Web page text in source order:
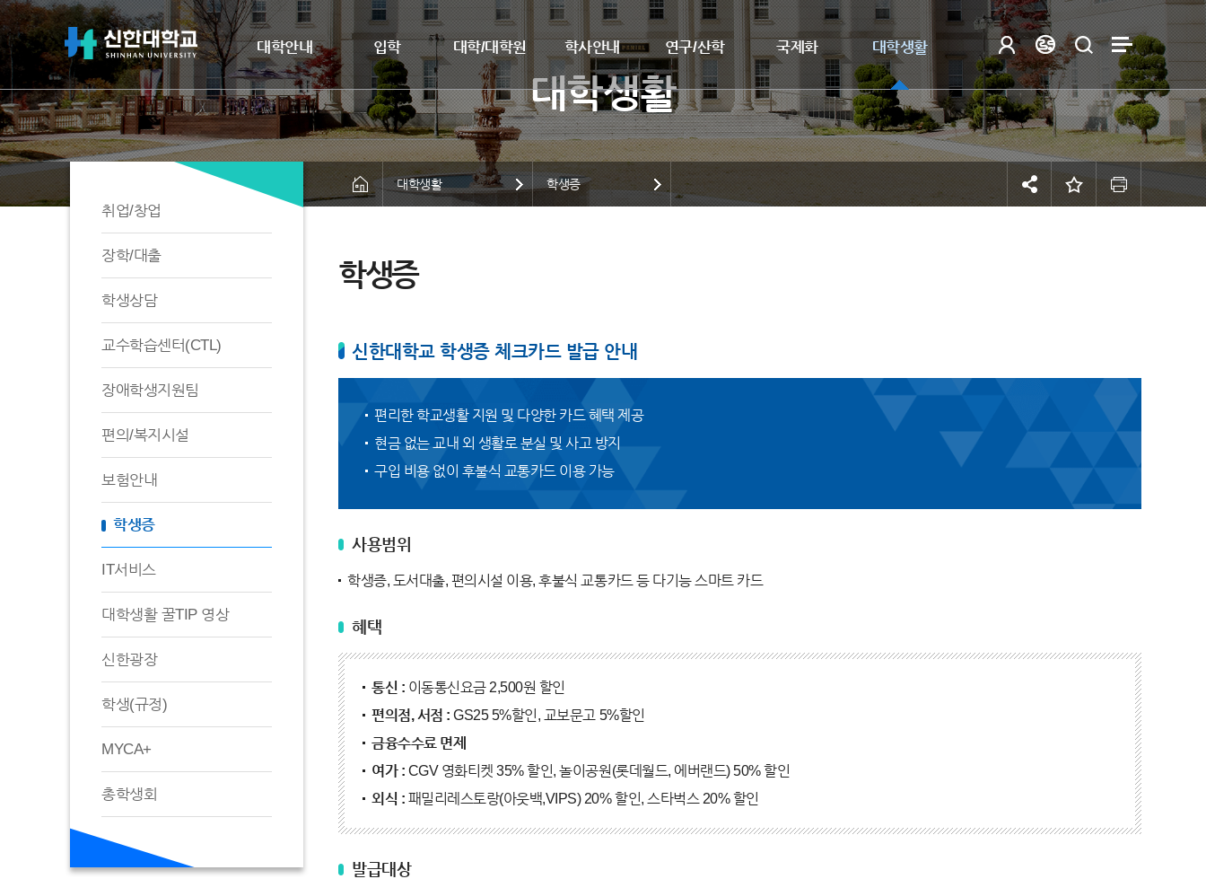
대학안내 입학 대학/대학원 학사안내 연구/산학 국제화 대학생활
취업/창업
장학/대출
학생상담
교수학습센터(CTL)
장애학생지원팀
편의/복지시설
보험안내
학생증
IT서비스
대학생활 꿀TIP 영상
신한광장
학생(규정)
MYCA+
총학생회
대학생활 학생증
학생증
신한대학교 학생증 체크카드 발급 안내
편리한 학교생활 지원 및 다양한 카드 혜택 제공
현금 없는 교내 외 생활로 분실 및 사고 방지
구입 비용 없이 후불식 교통카드 이용 가능
사용범위
학생증, 도서대출, 편의시설 이용, 후불식 교통카드 등 다기능 스마트 카드
혜택
통신 : 이동통신요금 2,500원 할인
편의점, 서점 :GS25 5%할인, 교보문고 5%할인
금융수수료 면제
여가 : CGV 영화티켓 35% 할인, 놀이공원(롯데월드, 에버랜드) 50% 할인
외식 : 패밀리레스토랑(아웃백,VIPS) 20% 할인, 스타벅스 20% 할인
발급대상